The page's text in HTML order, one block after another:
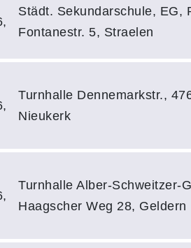
Städt. Sekundarschule, EG,
Fontanestr. 5, Straelen
Turnhalle Dennemarkstr.,
Nieukerk
Turnhalle Alber-Schweitzer-
Haagscher Weg 28, Geldern